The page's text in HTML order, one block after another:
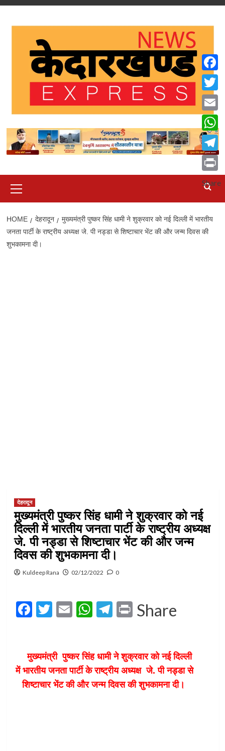
Skip
Menu
HOME देहरादून
मुख्यमंत्री पुष्कर सिंह धामी ने शुक्रवार को नई दिल्ली में भारतीय
जनता पार्टी के राष्ट्रीय अध्यक्ष जे. पी नड्डा से शिष्टाचार भेंट की और जन्म दिवस की
शुभकामना दी।
देहरादून
मुख्यमंत्री पुष्कर सिंह धामी ने शुक्रवार को नई
दिल्ली में भारतीय जनता पार्टी के राष्ट्रीय अध्यक्ष
जे. पी नड्डा से शिष्टाचार भेंट की और जन्म
दिवस की शुभकामना दी।
Kuldeep Rana 02/12/2022 0
Facebook
Twitter
EmailWhatsApp
Telegram
Print
Share
मुख्यमंत्री पुष्कर सिंह धामी ने शुक्रवार को नई दिल्ली
में भारतीय जनता पार्टी के राष्ट्रीय अध्यक्ष जे. पी नड्डा से
शिष्टाचार भेंट की और जन्म दिवस की शुभकामना दी।
Email
Print
Share